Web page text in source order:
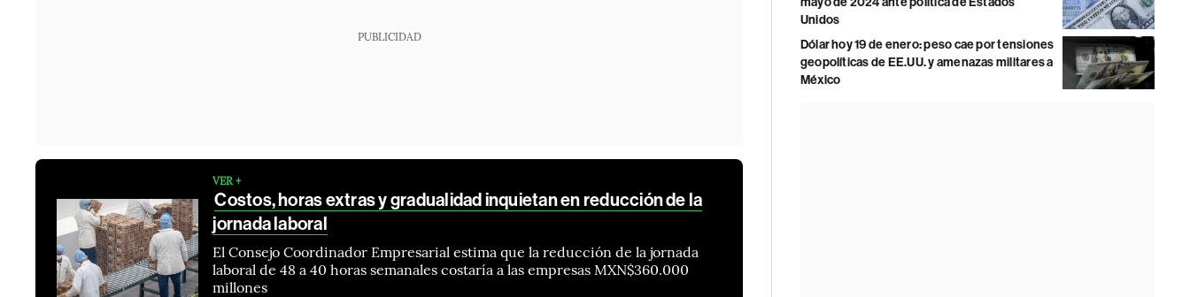
PUBLICIDAD
VER +
Costos, horas extras y gradualidad inquietan en reducción de la
jornada laboral
El Consejo Coordinador Empresarial estima que la reducción de la jornada
laboral de 48 a 40 horas semanales costaría a las empresas MXN$360.000
millones
Unidos
Dólar hoy 19 de enero: peso cae por tensiones
geopolíticas de EE.UU. y amenazas militares a
México